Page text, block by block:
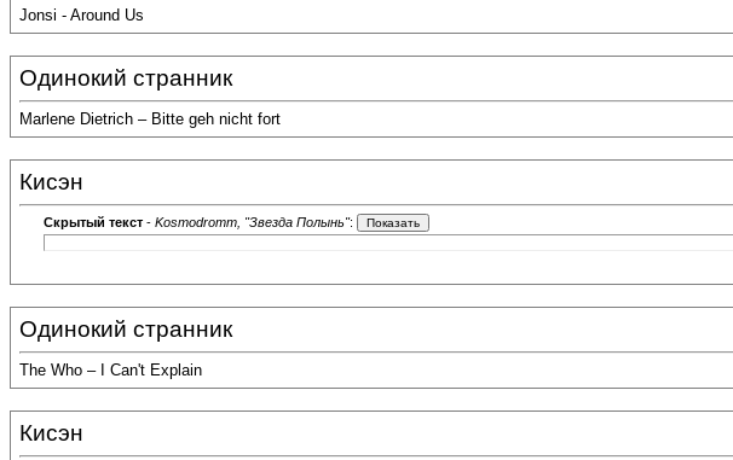
Jonsi - Around Us
Одинокий странник
Marlene Dietrich – Bitte geh nicht fort
Кисэн
Скрытый текст - Kosmodromm, "Звезда Полынь":
Одинокий странник
The Who – I Can't Explain
Кисэн